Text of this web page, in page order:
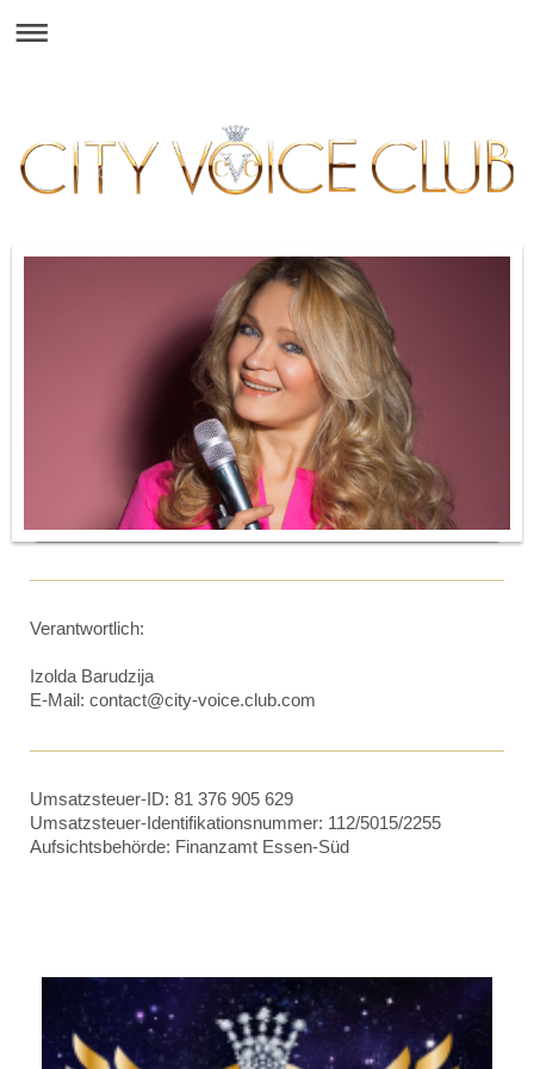
Verantwortlich:
Izolda Barudzija
E-Mail: contact@city-voice.club.com
Umsatzsteuer-ID: 81 376 905 629
Umsatzsteuer-Identifikationsnummer: 112/5015/2255
Aufsichtsbehörde: Finanzamt Essen-Süd